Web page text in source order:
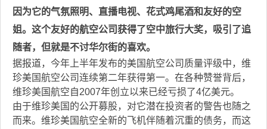
因为它的气氛照明、直播电视、花式鸡尾酒和友好的空
姐。这个友好的航空公司获得了空中旅行大奖，吸引了追
随者，但就是不讨华尔街的喜欢。
据报道，今年上半年发布的美国航空公司质量评级中，维
珍美国航空公司连续第二年获得第一。在各种赞誉背后，
维珍美国航空自2007年创立以来已经亏损了4亿美元。
由于维珍美国的公开募股，对它潜在投资者的警告也随之
而来。维珍美国航空全新的飞机伴随着沉重的债务，而这